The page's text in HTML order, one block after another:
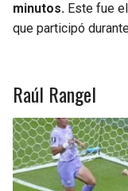
BUCCANEERS
minutos. Este fue
que participó
Raúl Rangel